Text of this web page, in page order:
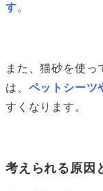
す。
また、猫砂を使っ
は、 ペットシーツ
すくなります。
考えられる原因